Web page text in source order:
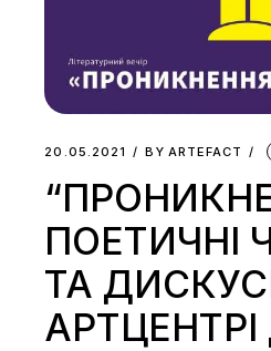
20.05.2021 BY ARTEFACT
ПОЕТИЧНІ
ТА